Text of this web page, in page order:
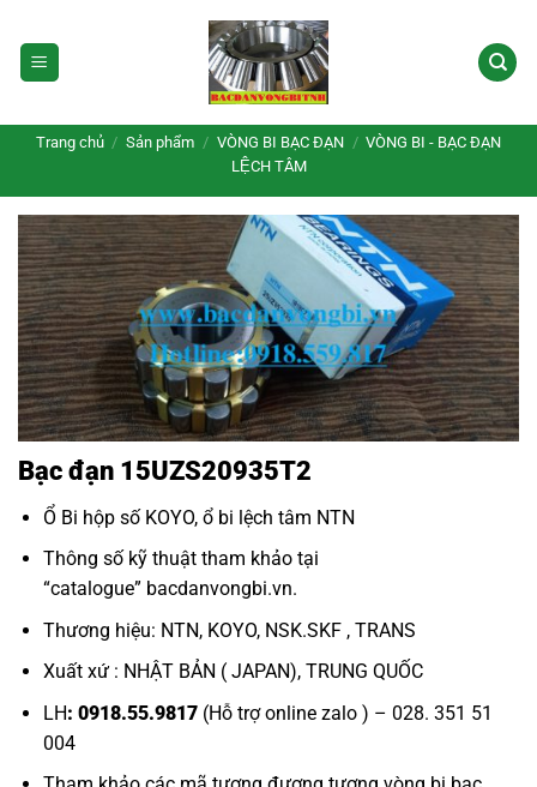
qua
nội
Trang chủ / Sản phẩm / VÒNG BI BẠC ĐẠN / VÒNG BI - BẠC ĐẠN
LỆCH TÂM
Bạc đạn 15UZS20935T2
Ổ Bi hộp số KOYO, ổ bi lệch tâm NTN
Thông số kỹ thuật tham khảo tại
“catalogue” bacdanvongbi.vn.
Thương hiệu: NTN, KOYO, NSK.SKF , TRANS
Xuất xứ : NHẬT BẢN ( JAPAN), TRUNG QUỐC
LH: 0918.55.9817(Hỗ trợ online zalo ) – 028. 351 51
004